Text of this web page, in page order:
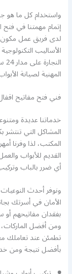
واستخدام كل ما هو
إتمام مهمتنا في
لدى فريق عمل مكون
الأساليب
المهنية لصيانة
فني فتح مفاتيح
خدماتنا عديدة
المشاكل التي تنتشر
المكتب، لذا وفرنا
القديم للأبواب
أي ضرر بالباب
ونوفر أحدث
الأمان في أسرتك
بفقدان مفاتيحهم أو
ومن أفضل
تطمئن عند تعاملك
بأفضل نتيجة ومن